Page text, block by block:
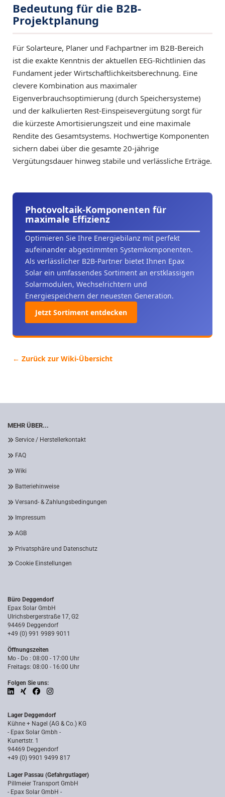
Bedeutung für die B2B-
Projektplanung
Für Solarteure, Planer und Fachpartner im B2B-Bereich
ist die exakte Kenntnis der aktuellen EEG-Richtlinien das
Fundament jeder Wirtschaftlichkeitsberechnung. Eine
clevere Kombination aus maximaler
Eigenverbrauchsoptimierung (durch Speichersysteme)
und der kalkulierten Rest-Einspeisevergütung sorgt für
die kürzeste Amortisierungszeit und eine maximale
Rendite des Gesamtsystems. Hochwertige Komponenten
sichern dabei über die gesamte 20-jährige
Vergütungsdauer hinweg stabile und verlässliche Erträge.
Photovoltaik-Komponenten für
maximale Effizienz
Optimieren Sie Ihre Energiebilanz mit perfekt
aufeinander abgestimmten Systemkomponenten.
Als verlässlicher B2B-Partner bietet Ihnen Epax
Solar ein umfassendes Sortiment an erstklassigen
Solarmodulen, Wechselrichtern und
Energiespeichern der neuesten Generation.
Jetzt Sortiment entdecken
← Zurück zur Wiki-Übersicht
MEHR ÜBER...
Service / Herstellerkontakt
FAQ
Wiki
Batteriehinweise
Versand- & Zahlungsbedingungen
Impressum
AGB
Privatsphäre und Datenschutz
Cookie Einstellungen
Büro Deggendorf
Epax Solar GmbH
Ulrichsbergerstraße 17, G2
94469 Deggendorf
+49 (0) 991 9989 9011
Öffnungszeiten
Mo - Do : 08:00 - 17:00 Uhr
Freitags: 08:00 - 16:00 Uhr
Folgen Sie uns:
Lager Deggendorf
Kühne + Nagel (AG & Co.) KG
- Epax Solar Gmbh -
Kunertstr. 1
94469 Deggendorf
+49 (0) 9901 9499 817
Lager Passau (Gefahrgutlager)
Pillmeier Transport GmbH
- Epax Solar GmbH -